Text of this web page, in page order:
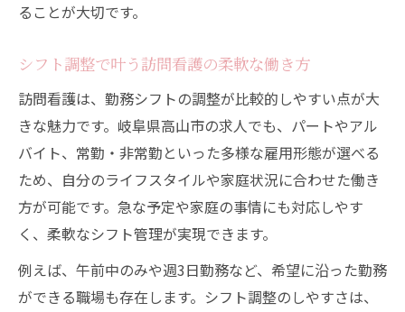
ることが大切です。
シフト調整で叶う訪問看護の柔軟な働き方
訪問看護は、勤務シフトの調整が比較的しやすい点が大
きな魅力です。岐阜県高山市の求人でも、パートやアル
バイト、常勤・非常勤といった多様な雇用形態が選べる
ため、自分のライフスタイルや家庭状況に合わせた働き
方が可能です。急な予定や家庭の事情にも対応しやす
く、柔軟なシフト管理が実現できます。
例えば、午前中のみや週3日勤務など、希望に沿った勤務
ができる職場も存在します。シフト調整のしやすさは、